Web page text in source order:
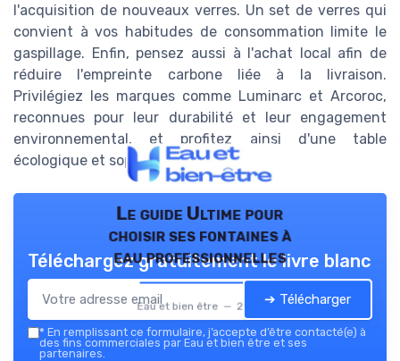
l'acquisition de nouveaux verres. Un set de verres qui
convient à vos habitudes de consommation limite le
gaspillage. Enfin, pensez aussi à l'achat local afin de
réduire l'empreinte carbone liée à la livraison.
Privilégiez les marques comme Luminarc et Arcoroc,
reconnues pour leur durabilité et leur engagement
environnemental, et profitez ainsi d'une table
écologique et sophistiquée.
Le guide Ultime pour
choisir ses fontaines à
eau professionnelles
Eau et bien être — 2026
Téléchargez gratuitement le livre blanc
➔ Télécharger
* En remplissant ce formulaire, j’accepte d’être contacté(e) à
des fins commerciales par Eau et bien être et ses
partenaires.